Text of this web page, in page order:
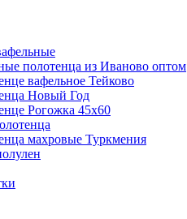
полотенца из Иваново оптом
вафельное Тейково
Новый Год
Рогожка 45х60
махровые Туркмения